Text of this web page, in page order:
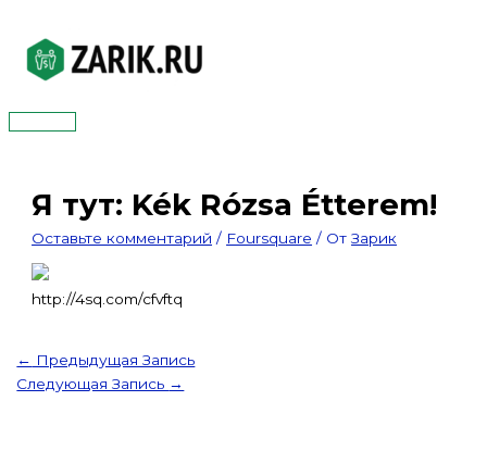
содержимому
Главное
Я тут: Kék Rózsa Étterem!
Оставьте комментарий / Foursquare / ОтЗарик
http://4sq.com/cfvftq
← Предыдущая Запись
Следующая Запись →